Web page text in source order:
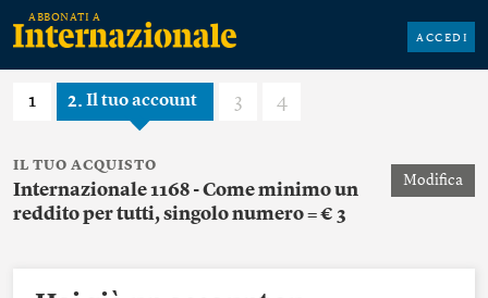
ACCEDI
1 2 Il tuo account 3 4
IL TUO ACQUISTO
Internazionale 1168 - Come minimo un
reddito per tutti, singolo numero = € 3
Modifica